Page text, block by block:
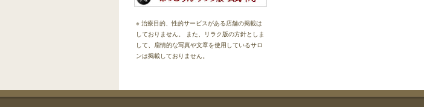
※ 治療目的、性的サービスがある店舗の掲載は
しておりません。 また、リラク版の方針としま
して、扇情的な写真や文章を使用しているサロ
ンは掲載しておりません。